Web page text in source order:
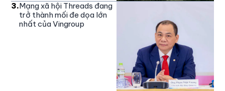
3.Mạng xã hội Threads đang
trở thành mối đe dọa lớn
nhất của Vingroup